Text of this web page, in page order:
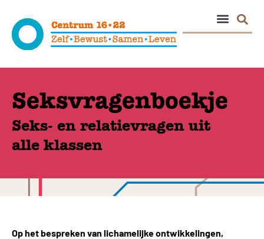
Seksvragenboekje
Seks- en relatievragen uit
alle klassen
Op het bespreken van lichamelijke ontwikkelingen,